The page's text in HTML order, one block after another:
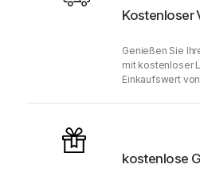
Kostenloser
Genießen Sie
mit kostenloser
Einkaufswert
kostenlose